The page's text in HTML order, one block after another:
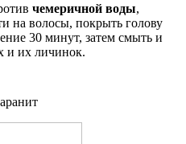
чемеричной воды,
на волосы, покрыть голову
30 минут, затем смыть и
и их личинок.